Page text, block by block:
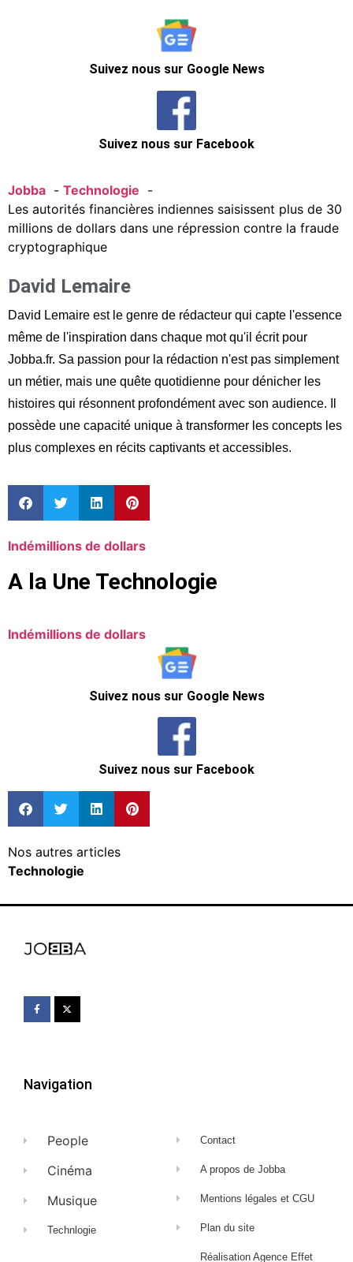
Suivez nous sur Google News
Suivez nous sur Facebook
Jobba
Technologie
Les autorités financières indiennes saisissent plus de 30
millions de dollars dans une répression contre la fraude
cryptographique
David Lemaire
David Lemaire est le genre de rédacteur qui capte l'essence
même de l'inspiration dans chaque mot qu'il écrit pour
Jobba.fr. Sa passion pour la rédaction n'est pas simplement
un métier, mais une quête quotidienne pour dénicher les
histoires qui résonnent profondément avec son audience. Il
possède une capacité unique à transformer les concepts les
plus complexes en récits captivants et accessibles.
Indémillions de dollars
A la Une Technologie
Indémillions de dollars
Suivez nous sur Google News
Suivez nous sur Facebook
Nos autres articles
Technologie
Navigation
People
Cinéma
Musique
Technlogie
Contact
A propos de Jobba
Mentions légales et CGU
Plan du site
Réalisation Agence Effet